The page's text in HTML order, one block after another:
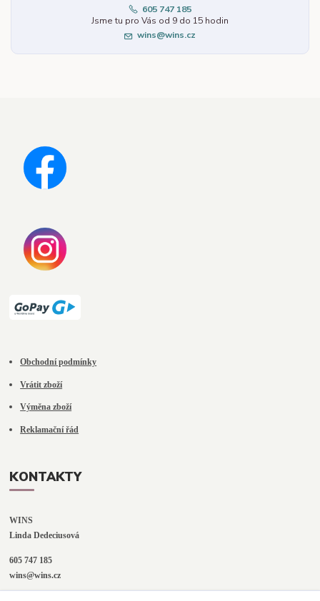
605 747 185
Jsme tu pro Vás od 9 do 15 hodin
wins@wins.cz
Obchodní podmínky
Vrátit zboží
Výměna zboží
Reklamační řád
KONTAKTY
WINS
Linda Dedeciusová
605 747 185
wins@wins.cz